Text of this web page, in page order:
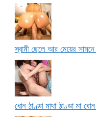
স্বামী ছেলে আর মেয়ের সামনে
ধোন ঠাণ্ডা মাথা ঠাণ্ডা মা